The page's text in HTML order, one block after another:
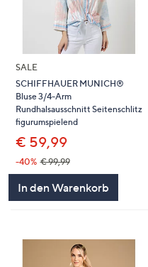
SALE
SCHIFFHAUER MUNICH®
Bluse 3/4-Arm
Rundhalsausschnitt Seitenschlitz
figurumspielend
€ 59,99
-40% € 99,99
In den Warenkorb